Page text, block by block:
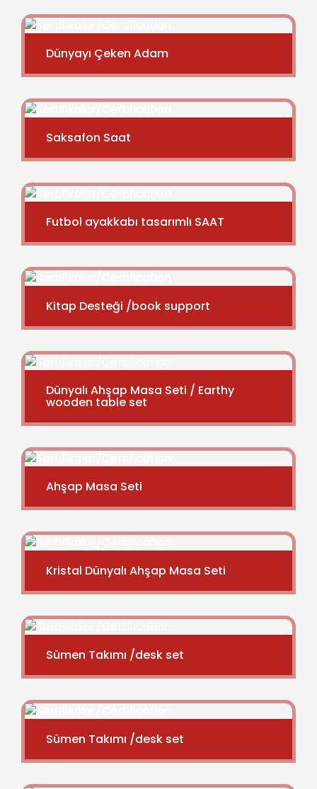
Dünyayı Çeken Adam
Saksafon Saat
Futbol ayakkabı tasarımlı SAAT
Kitap Desteği /book support
Dünyalı Ahşap Masa Seti / Earthy
wooden table set
Ahşap Masa Seti
Kristal Dünyalı Ahşap Masa Seti
Sümen Takımı /desk set
Sümen Takımı /desk set